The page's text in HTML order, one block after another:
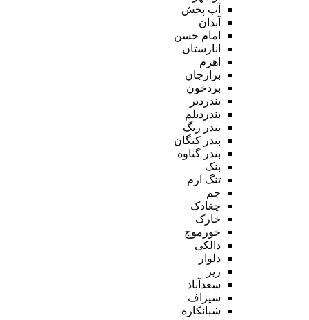
آب پخش
آبدان
امام حسن
انارستان
اهرم
برازجان
بردخون
بندردیر
بندردیلم
بندر ریگ
بندر کنگان
بندر گناوه
بنک
تنگ ارم
جم
چغادک
خارک
خورموج
دالکی
دلوار
ریز
سعدآباد
سیراف
شبانکاره